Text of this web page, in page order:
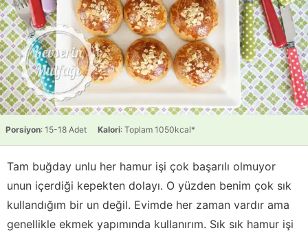
Porsiyon: 15-18 Adet Kalori: Toplam 1050kcal*
Tam buğday unlu her hamur işi çok başarılı olmuyor
unun içerdiği kepekten dolayı. O yüzden benim çok sık
kullandığım bir un değil. Evimde her zaman vardır ama
genellikle ekmek yapımında kullanırım. Sık sık hamur işi